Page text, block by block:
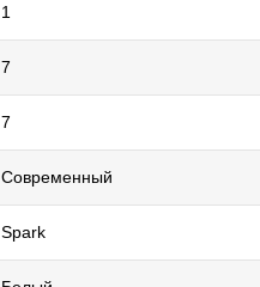
1
7
7
Современный
Spark